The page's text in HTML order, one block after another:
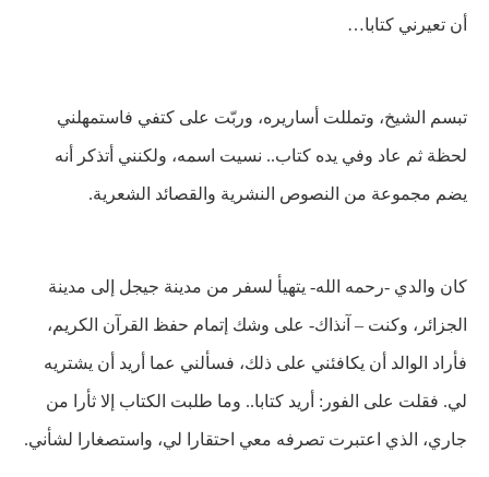
أن تعيرني كتابا…
تبسم الشيخ، وتمللت أساريره، وربّت على كتفي فاستمهلني
لحظة ثم عاد وفي يده كتاب.. نسيت اسمه، ولكنني أتذكر أنه
يضم مجموعة من النصوص النشرية والقصائد الشعرية.
كان والدي -رحمه الله- يتهيأ لسفر من مدينة جيجل إلى مدينة
الجزائر، وكنت – آنذاك- على وشك إتمام حفظ القرآن الكريم،
فأراد الوالد أن يكافئني على ذلك، فسألني عما أريد أن يشتريه
لي. فقلت على الفور: أريد كتابا.. وما طلبت الكتاب إلا ثأرا من
جاري، الذي اعتبرت تصرفه معي احتقارا لي، واستصغارا لشأني.